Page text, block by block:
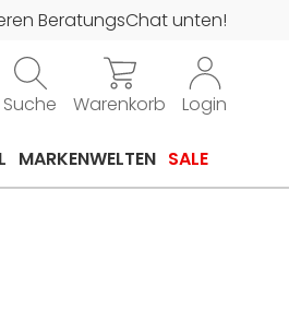
BeratungsChat unten!
Suche Warenkorb Login
MARKENWELTEN SALE